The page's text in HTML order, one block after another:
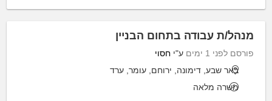
מנהל/ת עבודה בתחום הבניין
פורסם לפני 1 ימים ע"י חסוי
באר שבע, דימונה, ירוחם, עומר, ערד
משרה מלאה